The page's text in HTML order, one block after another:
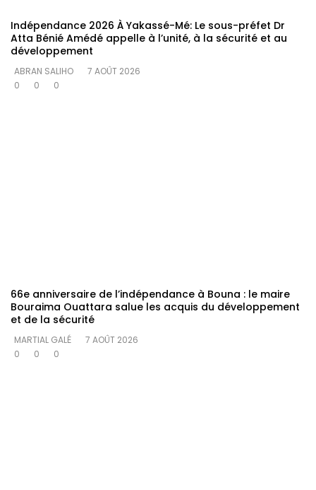
Indépendance 2026 À Yakassé-Mé: Le sous-préfet Dr
Atta Bénié Amédé appelle à l’unité, à la sécurité et au
développement
ABRAN SALIHO
7 AOÛT 2026
0
0 0
66e anniversaire de l’indépendance à Bouna : le maire
Bouraima Ouattara salue les acquis du développement
et de la sécurité
MARTIAL GALÉ
7 AOÛT 2026
0
0 0